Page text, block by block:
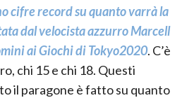
cifre record su quanto varrà la
dal velocista azzurro Marcell
ai Giochi di Tokyo2020. C’è
chi 15 e chi 18. Questi
il paragone è fatto su quanto